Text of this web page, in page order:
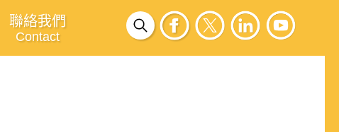
聯絡我們
Contact